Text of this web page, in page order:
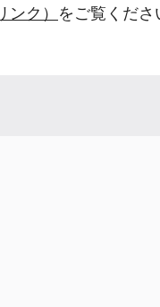
ク） をご覧くださ